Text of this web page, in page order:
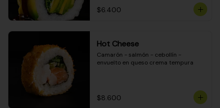
$6.400
Hot Cheese
Camarón - salmón - cebollín -
envuelto en queso crema tempura
$8.600